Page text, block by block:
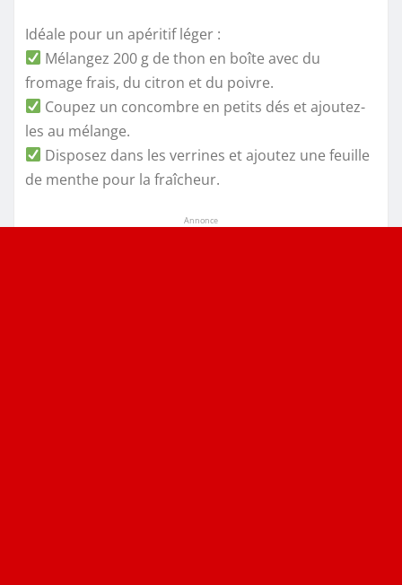
Idéale pour un apéritif léger :
Mélangez 200 g de thon en boîte avec du
fromage frais, du citron et du poivre.
Coupez un concombre en petits dés et ajoutez-
les au mélange.
Disposez dans les verrines et ajoutez une feuille
de menthe pour la fraîcheur.
Annonce